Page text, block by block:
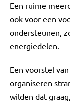
Een ruime
ook voor een
ondersteunen,
energiedelen.
Een voorstel
organiseren
wilden dat